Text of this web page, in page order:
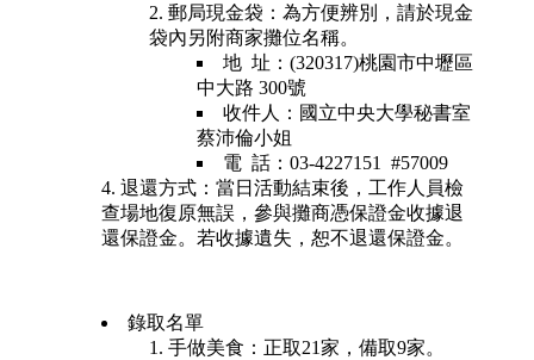
郵局現金袋：為方便辨別，請於現金
袋內另附商家攤位名稱。
地 址：(320317)桃園市中壢區
中大路 300號
收件人：國立中央大學秘書室
蔡沛倫小姐
電 話：03-4227151 #57009
退還方式：當日活動結束後，工作人員檢
查場地復原無誤，參與攤商憑保證金收據退
還保證金。若收據遺失，恕不退還保證金。
錄取名單
手做美食：正取21家，備取9家。